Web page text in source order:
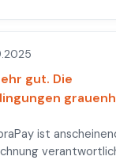
gut. Die
ist